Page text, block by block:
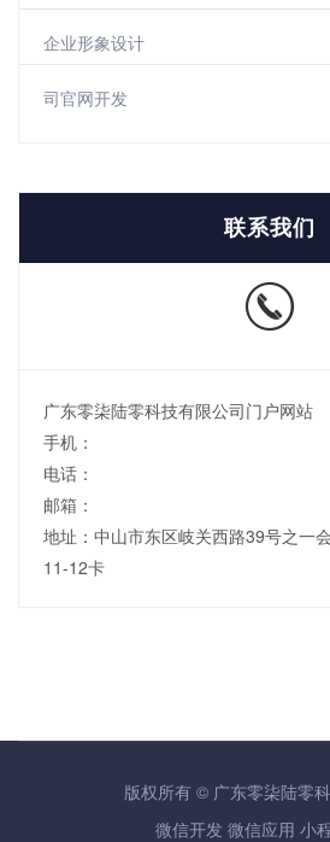
企业形象设计
司官网开发
联系我们
广东零柒陆零科技有限公司门户网站
手机：
电话：
邮箱：
地址：中山市东区岐关西路39号之一
11-12卡
版权所有 © 广东零柒陆零
微信开发 微信应用 小